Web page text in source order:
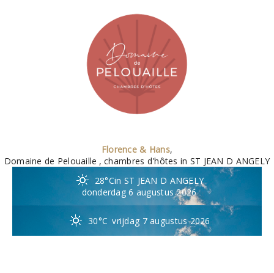
Florence & Hans,
Domaine de Pelouaille , chambres d'hôtes in ST JEAN D ANGELY
28°Cin ST JEAN D ANGELY
donderdag 6 augustus 2026
30°C vrijdag 7 augustus 2026